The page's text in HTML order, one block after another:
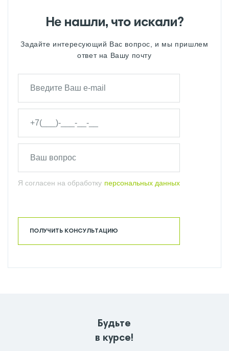
Не нашли, что искали?
Задайте интересующий Вас вопрос, и мы пришлем
ответ на Вашу почту
Я согласен на обработку персональных данных
ПОЛУЧИТЬ КОНСУЛЬТАЦИЮ
Будьте
в курсе!